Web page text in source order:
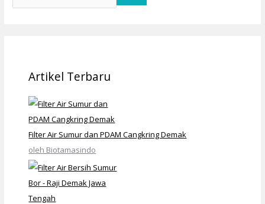
Artikel Terbaru
Filter Air Sumur dan PDAM Cangkring Demak
oleh Biotamasindo